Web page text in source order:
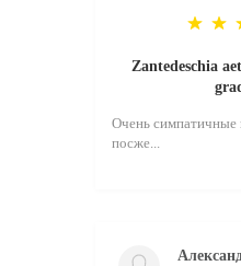
Zantedeschia
Очень симпатичные
посже...